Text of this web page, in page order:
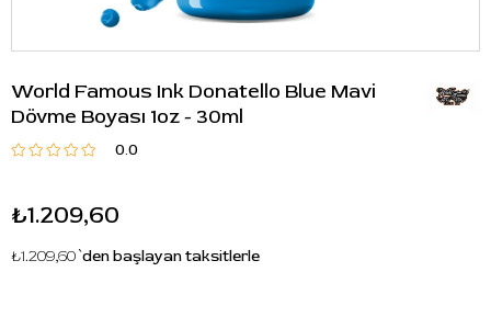
World Famous Ink Donatello Blue Mavi
Dövme Boyası 1oz - 30ml
0.0
₺1.209,60
₺1.209,60`den başlayan taksitlerle